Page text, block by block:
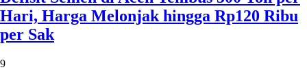
Hari, Harga Melonjak hingga Rp120 Ribu
per Sak
9